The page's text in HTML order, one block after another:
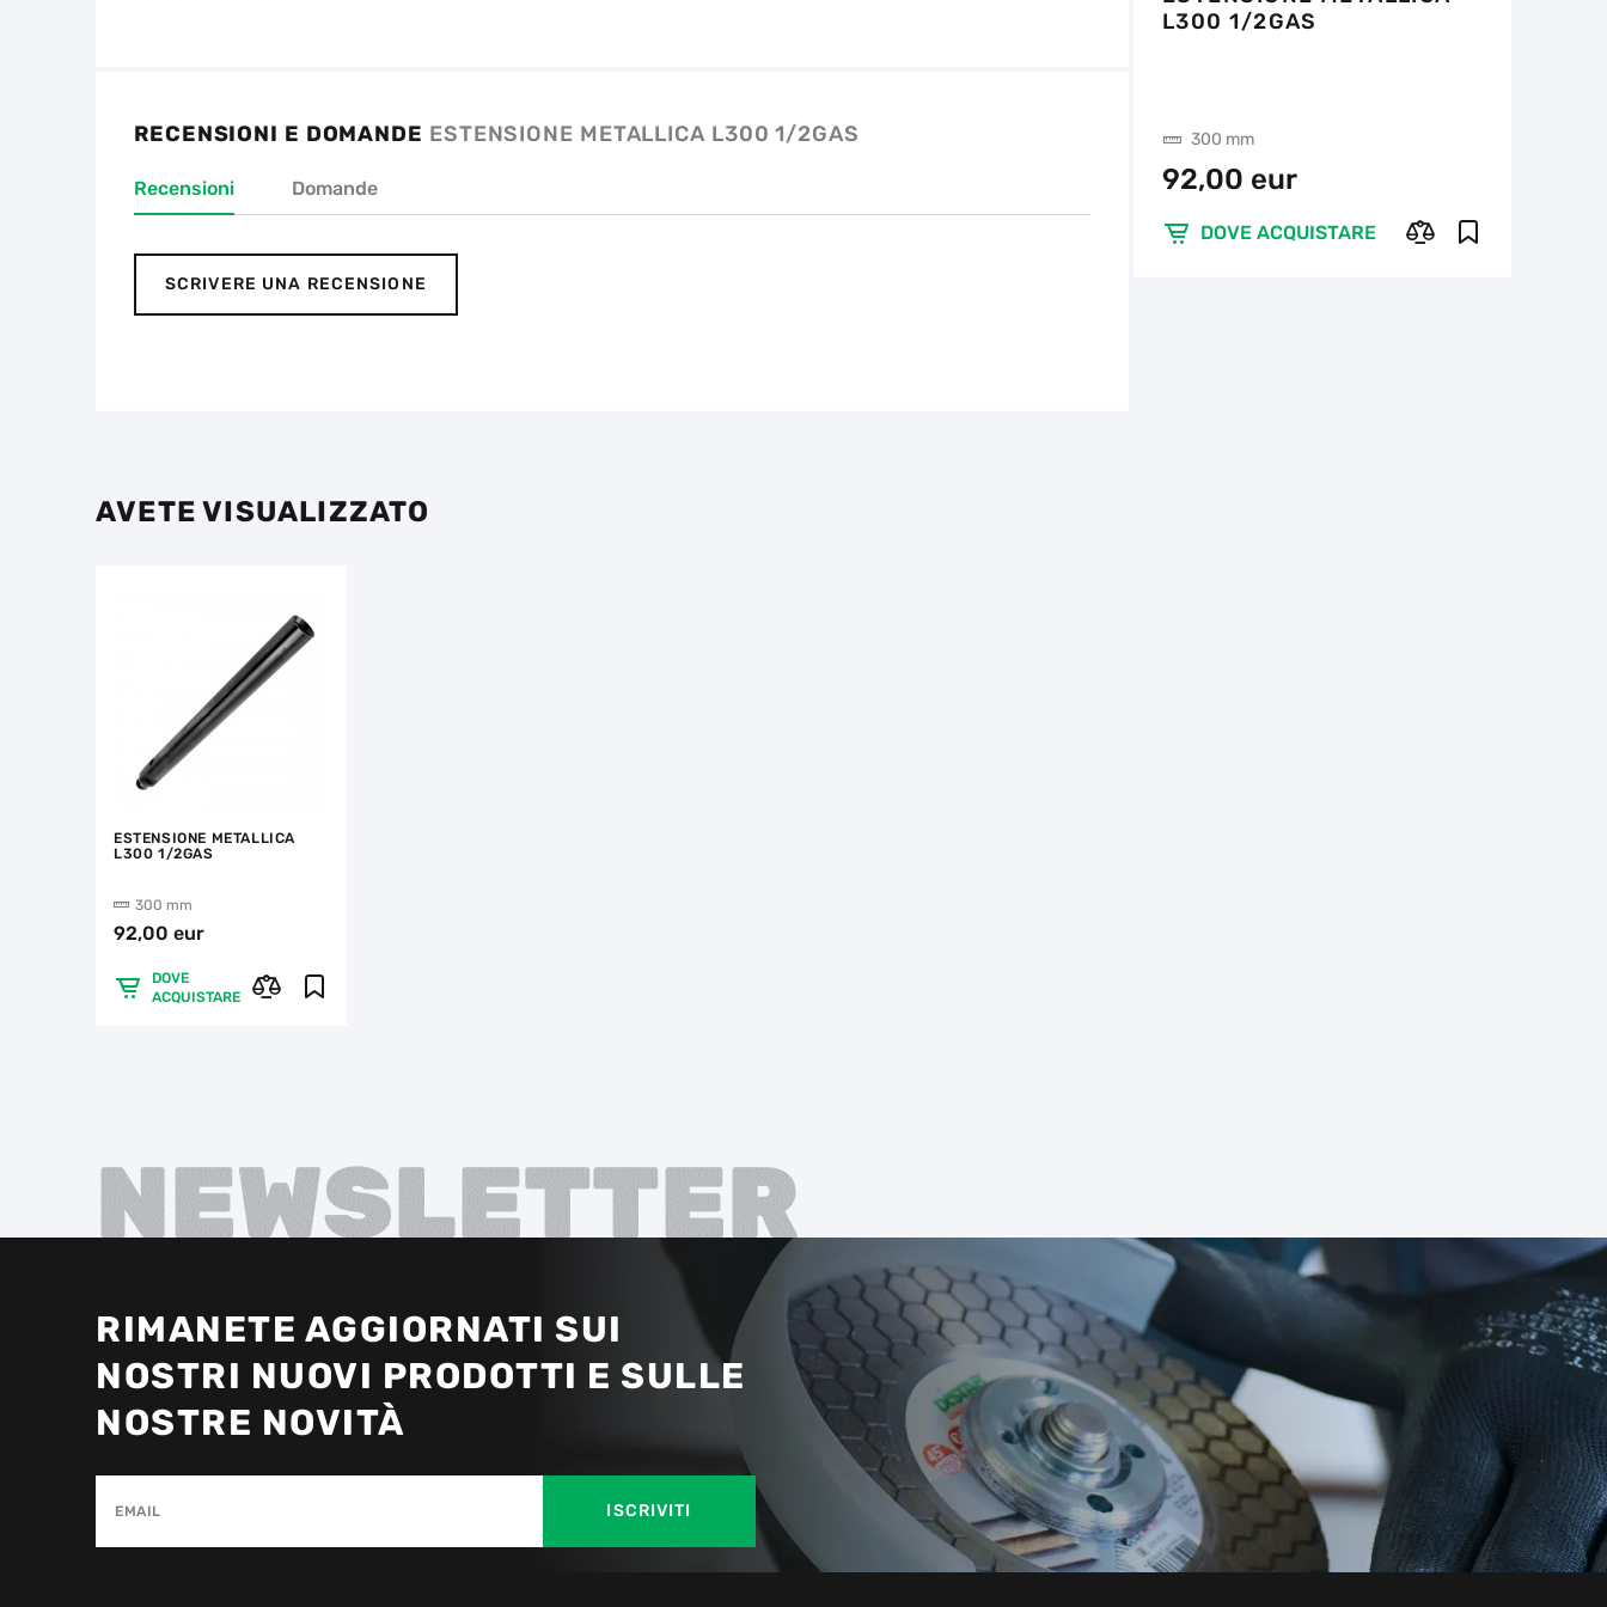
RECENSIONI E DOMANDE ESTENSIONE METALLICA L300 1/2GAS
Recensioni Domande
SCRIVERE UNA RECENSIONE
L300 1/2GAS
300 mm
92,00 eur
DOVE ACQUISTARE
AVETE VISUALIZZATO
ESTENSIONE METALLICA
L300 1/2GAS
300 mm
92,00 eur
DOVE
ACQUISTARE
NEWSLETTER
RIMANETE AGGIORNATI SUI
NOSTRI NUOVI PRODOTTI E SULLE
NOSTRE NOVITÀ
EMAIL ISCRIVITI